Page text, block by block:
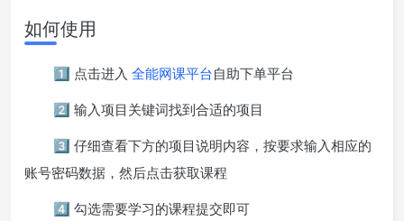
如何使用
1️⃣ 点击进入 全能网课平台自助下单平台
2️⃣ 输入项目关键词找到合适的项目
3️⃣ 仔细查看下方的项目说明内容，按要求输入相应的
账号密码数据，然后点击获取课程
4️⃣ 勾选需要学习的课程提交即可